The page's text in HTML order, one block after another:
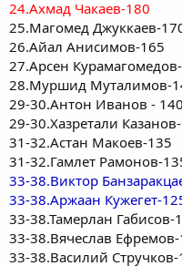
24.Ахмад Чакаев-180
25.Магомед Джуккаев-
26.Айал Анисимов-165
27.Арсен
28.Муршид Муталимов-
29-30.Антон Иванов - 140
29-30.Хазретали
31-32.Астан Макоев-135
31-32.Гамлет Рамонов-
33-38.Виктор
33-38.Аржаан Кужегет-
33-38.Тамерлан Габисов-
33-38.Вячеслав
33-38.Василий Стручков-